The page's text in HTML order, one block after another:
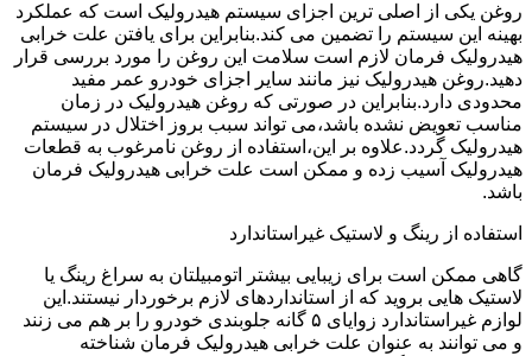
روغن یکی از اصلی ترین اجزای سیستم هیدرولیک است که عملکرد
بهینه این سیستم را تضمین می کند.بنابراین برای یافتن علت خرابی
هیدرولیک فرمان لازم است سلامت این روغن را مورد بررسی قرار
دهید.روغن هیدرولیک نیز مانند سایر اجزای خودرو عمر مفید
محدودی دارد.بنابراین در صورتی که روغن هیدرولیک در زمان
مناسب تعویض نشده باشد،می تواند سبب بروز اختلال در سیستم
هیدرولیک گردد.علاوه بر این،استفاده از روغن نامرغوب به قطعات
هیدرولیک آسیب زده و ممکن است علت خرابی هیدرولیک فرمان
باشد.
استفاده از رینگ و لاستیک غیراستاندارد
گاهی ممکن است برای زیبایی بیشتر اتومبیلتان به سراغ رینگ یا
لاستیک هایی بروید که از استانداردهای لازم برخوردار نیستند.این
لوازم غیراستاندارد زوایای ۵ گانه جلوبندی خودرو را بر هم می زنند
و می توانند به عنوان علت خرابی هیدرولیک فرمان شناخته